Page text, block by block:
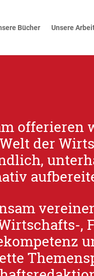
Bücher Unsere
offerieren
der
,